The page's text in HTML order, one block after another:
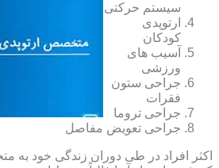
سیستم حرکتی
ارتوپدی
کودکان
آسیب های
ورزشی
جراحی ستون
فقرات
جراحی تروما
جراحی تعویض مفاصل
اکثر افراد در طی دوران زندگی خود به